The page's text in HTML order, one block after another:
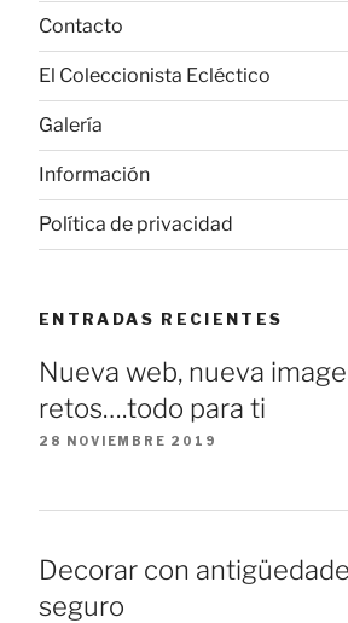
Contacto
El Coleccionista Ecléctico
Galería
Información
Política de privacidad
ENTRADAS RECIENTES
Nueva web, nueva
retos….todo para ti
28 NOVIEMBRE 2019
Decorar con
seguro